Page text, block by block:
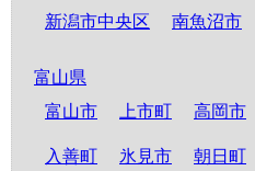
新潟市中央区 南魚沼市
富山県
富山市
上市町 高岡市
入善町 氷見市 朝日町